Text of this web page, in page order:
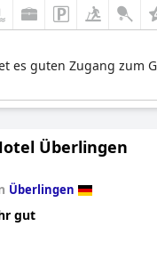
es guten Zugang zum
Überlingen
Überlingen
gut